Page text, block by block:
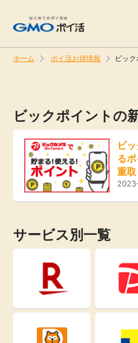
ホーム ポイ活お得情報 ビック
お知らせ
新着
高還元
無料
即日還元
アンケート
旅行・レンタカー
無料サービス
エンタメ
引っ越し
買取・査定
ビックポイントの
ビ
る
重
サービス別一覧